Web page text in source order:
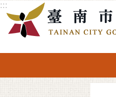
跳到主要內容區塊
:::
:::